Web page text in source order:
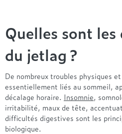
Alpen
André Renault
Beautyrest Luxury
Epeda
Ergotherm
Grand Litier
Entre 1000 et 1500€
+ de 1000€
Quelles sont les
du jetlag ?
De nombreux troubles physiques
essentiellement liés au sommeil,
décalage horaire. Insomnie,
irritabilité, maux de tête,
difficultés digestives sont les
biologique.